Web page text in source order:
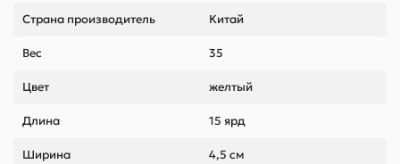
Страна производитель Китай
Вес 35
Цвет желтый
Длина 15 ярд
Ширина 4,5 см